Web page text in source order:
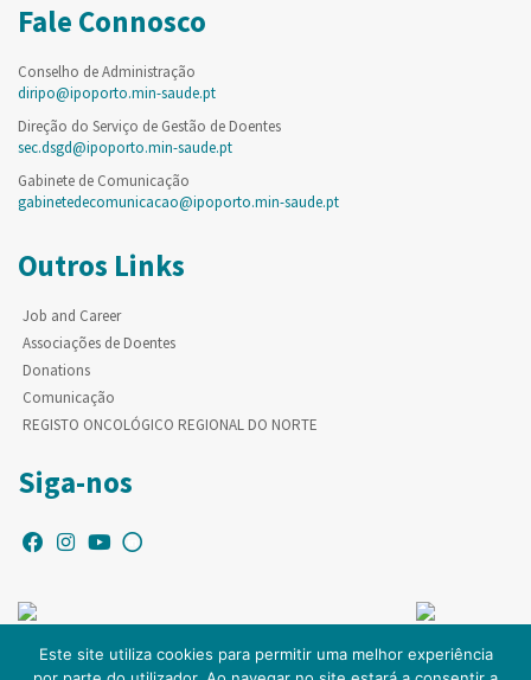
Fale Connosco
Conselho de Administração
diripo@ipoporto.min-saude.pt
Direção do Serviço de Gestão de Doentes
sec.dsgd@ipoporto.min-saude.pt
Gabinete de Comunicação
gabinetedecomunicacao@ipoporto.min-saude.pt
Outros Links
Job and Career
Associações de Doentes
Donations
Comunicação
REGISTO ONCOLÓGICO REGIONAL DO NORTE
Siga-nos
Este site utiliza cookies para permitir uma melhor experiência